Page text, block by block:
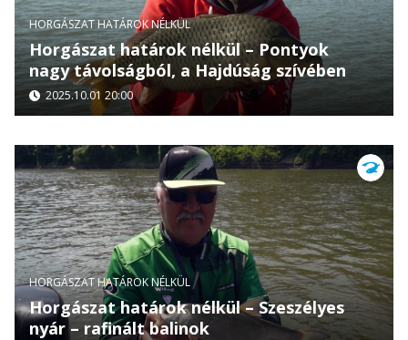
HORGÁSZAT HATÁROK NÉLKÜL
Horgászat határok nélkül – Pontyok
nagy távolságból, a Hajdúság szívében
2025.10.01 20:00
HORGÁSZAT HATÁROK NÉLKÜL
Horgászat határok nélkül – Szeszélyes
nyár – rafinált balinok